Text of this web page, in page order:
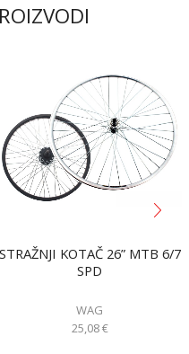
STRAŽNJI KOTAČ 26” MTB 6/7
SPD
WAG
25,08€